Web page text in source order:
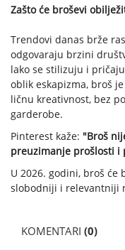
Zašto će broševi
Trendovi danas brže
odgovaraju brzini
lako se stilizuju i
oblik eskapizma, broš
ličnu kreativnost, bez
garderobe.
Pinterest kaže: "Broš
preuzimanje prošlosti i
U 2026. godini, broš
slobodniji i relevantniji
KOMENTARI (0)